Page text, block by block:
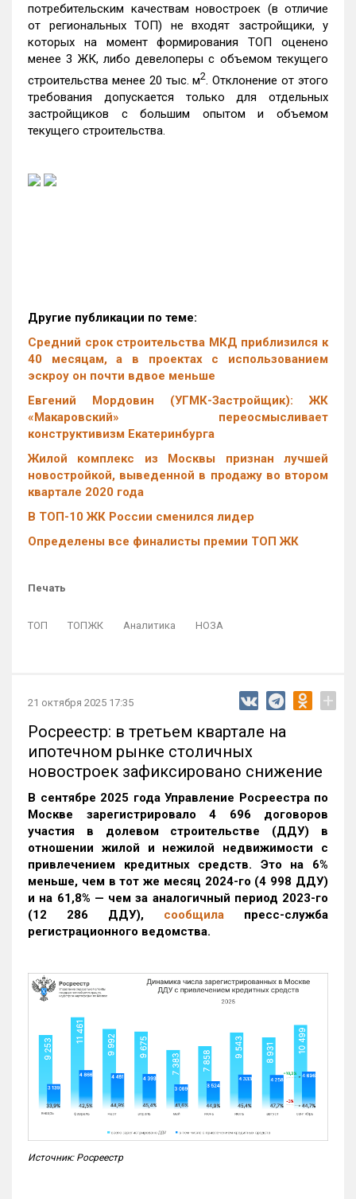
потребительским качествам новостроек (в отличие
от региональных ТОП) не входят застройщики, у
которых на момент формирования ТОП оценено
менее 3 ЖК, либо девелоперы с объемом текущего
строительства менее 20 тыс. м2. Отклонение от этого
требования допускается только для отдельных
застройщиков с большим опытом и объемом
текущего строительства.
Другие публикации по теме:
Средний срок строительства МКД приблизился к
40 месяцам, а в проектах с использованием
эскроу он почти вдвое меньше
Евгений Мордовин (УГМК-Застройщик): ЖК
«Макаровский» переосмысливает
конструктивизм Екатеринбурга
Жилой комплекс из Москвы признан лучшей
новостройкой, выведенной в продажу во втором
квартале 2020 года
В ТОП-10 ЖК России сменился лидер
Определены все финалисты премии ТОП ЖК
Печать
ТОП ТОПЖК Аналитика НОЗА
21 октября 2025 17:35 +
Росреестр: в третьем квартале на
ипотечном рынке столичных
новостроек зафиксировано снижение
В сентябре 2025 года Управление Росреестра по
Москве зарегистрировало 4 696 договоров
участия в долевом строительстве (ДДУ) в
отношении жилой и нежилой недвижимости с
привлечением кредитных средств. Это на 6%
меньше, чем в тот же месяц 2024-го (4 998 ДДУ)
и на 61,8% — чем за аналогичный период 2023-го
(12 286 ДДУ), сообщила пресс-служба
регистрационного ведомства.
Источник: Росреестр